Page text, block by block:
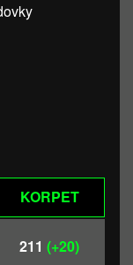
KORPET
211 (+20)